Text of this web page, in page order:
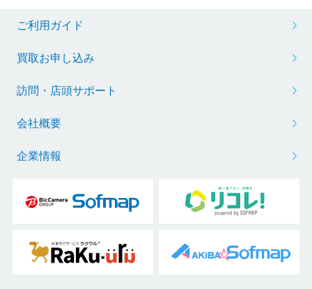
ご利用ガイド
買取お申し込み
訪問・店頭サポート
会社概要
企業情報